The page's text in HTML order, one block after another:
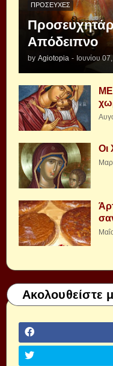
ΠΡΟΣΕΥΧΈΣ
Απόδειπνο
by Agiotopia - Ιουνίου
Οι
Ακολουθείστε